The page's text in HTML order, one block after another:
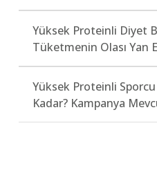
Yüksek Proteinli Diyet
Tüketmenin Olası Yan
Yüksek Proteinli
Kadar? Kampanya